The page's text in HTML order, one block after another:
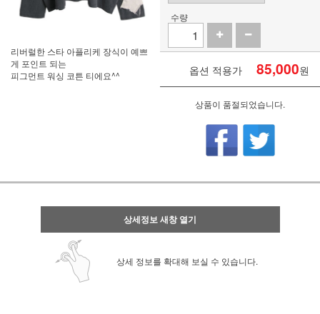
리버럴한 스타 아플리케 장식이 예쁘
게 포인트 되는
피그먼트 워싱 코튼 티에요^^
수량
옵션 적용가 85,000원
상품이 품절되었습니다.
상세정보 새창 열기
상세 정보를 확대해 보실 수 있습니다.